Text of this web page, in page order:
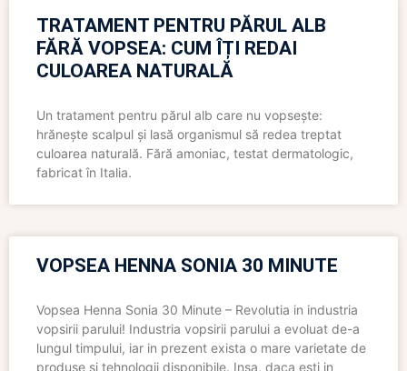
TRATAMENT PENTRU PĂRUL ALB
FĂRĂ VOPSEA: CUM ÎȚI REDAI
CULOAREA NATURALĂ
Un tratament pentru părul alb care nu vopsește:
hrănește scalpul și lasă organismul să redea treptat
culoarea naturală. Fără amoniac, testat dermatologic,
fabricat în Italia.
VOPSEA HENNA SONIA 30 MINUTE
Vopsea Henna Sonia 30 Minute – Revolutia in industria
vopsirii parului! Industria vopsirii parului a evoluat de-a
lungul timpului, iar in prezent exista o mare varietate de
produse si tehnologii disponibile. Insa, daca esti in